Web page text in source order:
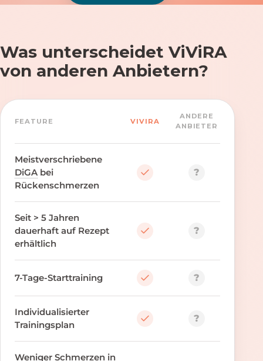
Was unterscheidet ViViRA
von anderen Anbietern?
FEATURE VIVIRA
ANDERE
ANBIETER
Meistverschriebene
DiGA bei
Rückenschmerzen
?
Seit > 5 Jahren
dauerhaft auf Rezept
erhältlich
?
7-Tage-Starttraining ?
Individualisierter
Trainingsplan
?
Weniger Schmerzen in